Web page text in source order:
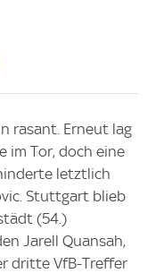
rasant. Erneut lag
im Tor, doch eine
letztlich
Stuttgart blieb
(54.)
Jarell Quansah,
dritte VfB-Treffer